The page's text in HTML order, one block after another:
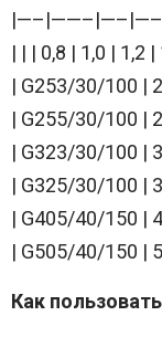
| | | 0,8 | 1,0 | 1,2 |
| G253/30/100 |
| G255/30/100 |
| G323/30/100 |
| G325/30/100 |
| G405/40/150 |
| G505/40/150 |
Как